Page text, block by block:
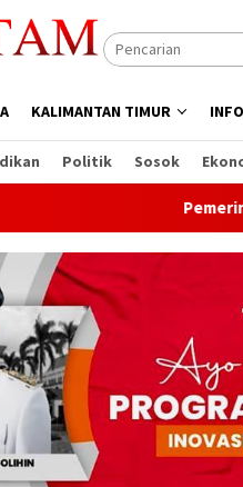
KALIMANTAN TIMUR
Politik Sosok
Pemerintah Pusat